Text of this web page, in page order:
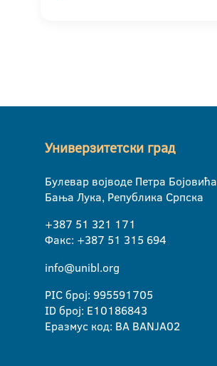
Универзитетски град
Булевар војводе Петра Бојовића
Бања Лука, Република Српска
+387 51 321 171
Факс: +387 51 315 694
info@unibl.org
PIC број: 995591705
ID број: E10186843
Еразмус код: BA BANJA02